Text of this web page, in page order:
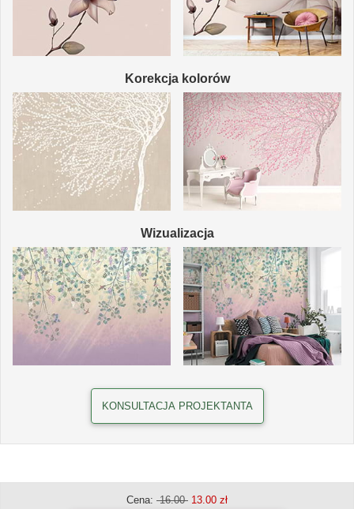
Korekcja kolorów
Wizualizacja
KONSULTACJA PROJEKTANTA
Cena: 16.00 13.00 zł